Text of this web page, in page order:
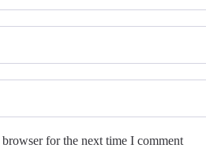
for the next time I comment